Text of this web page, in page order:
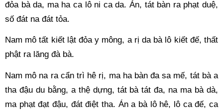
đỏa bà da, ma ha ca lô ni ca da. Án, tát bàn ra phạt duệ,
số đát na đát tỏa.
Nam mô tất kiết lật đỏa y mông, a rị da bà lô kiết đế, thất
phật ra lăng đà bà.
Nam mô na ra cẩn trì hê rị, ma ha bàn đa sa mế, tát bà a
tha đậu du bằng, a thệ dựng, tát bà tát đa, na ma bà dà,
ma phạt đạt đậu, đát điệt tha. Án a bà lô hê, lô ca đế, ca